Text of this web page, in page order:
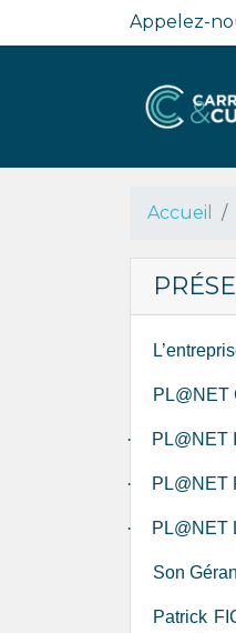
Appelez-
Accueil
PL@NET
· PL@NET
· PL@NET
· PL@NET
Son
Patrick